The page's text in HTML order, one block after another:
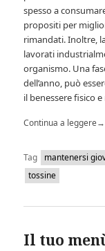
spesso a
propositi per
rimandati. Inoltre,
lavorati
organismo. Una
dell’anno, può
il benessere fisico
Continua a leggere→
Tag mantenersi
tossine
Il tuo